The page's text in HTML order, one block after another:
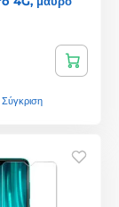
Σύγκριση